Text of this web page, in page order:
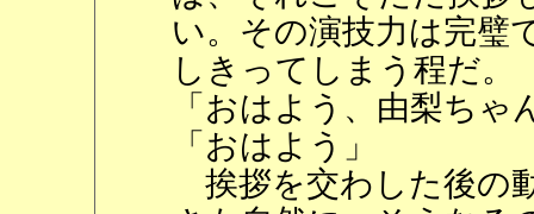
い。その演技力は完璧
しきってしまう程だ。
「おはよう、由梨ちゃ
「おはよう」
挨拶を交わした後の